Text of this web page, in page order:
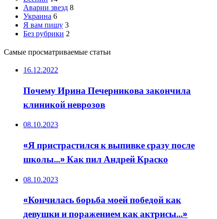
Аварии звезд 8
Украина 6
Я вам пишу 3
Без рубрики 2
Самые просматриваемые статьи
16.12.2022
Почему Ирина Печерникова закончила
клиникой неврозов
08.10.2023
«Я пристрастился к выпивке сразу после
школы…» Как пил Андрей Краско
08.10.2023
«Кончилась борьба моей победой как
девушки и поражением как актрисы…»